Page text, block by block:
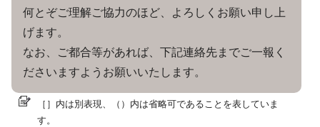
何とぞご理解ご協力のほど、よろしくお願い申し上
げます。
なお、ご都合等があれば、下記連絡先までご一報く
ださいますようお願いいたします。
［］内は別表現、（）内は省略可であることを表していま
す。